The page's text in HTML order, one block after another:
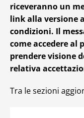
riceveranno un
link alla versione
condizioni. Il
come accedere al
prendere visione
relativa
Tra le sezioni